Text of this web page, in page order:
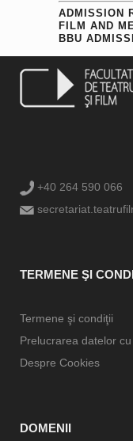
ADMISSION
FILM AND
BBU
+40 264 590 066
TERMENE ŞI
Termene şi condiţii
Prelucrarea datelor
Despre Cookies
DOMENII